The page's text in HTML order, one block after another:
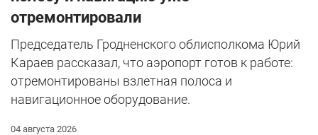
отремонтировали
Председатель Гродненского облисполкома Юрий
Караев рассказал, что аэропорт готов к работе:
отремонтированы взлетная полоса и
навигационное оборудование.
04 августа 2026